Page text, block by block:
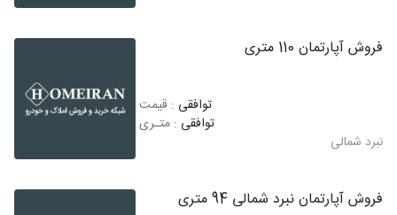
فروش آپارتمان 110 متری
توافقی : قیمت
توافقی : متـری
نبرد شمالی
فروش آپارتمان نبرد شمالی 94 متری